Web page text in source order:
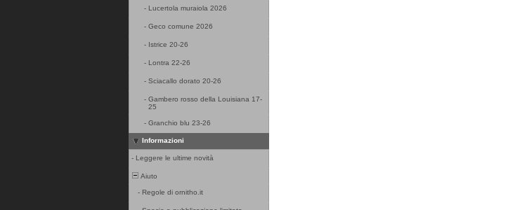
- Lucertola muraiola 2026
- Geco comune 2026
- Istrice 20-26
- Lontra 22-26
- Sciacallo dorato 20-26
- Gambero rosso della Louisiana 17-
25
- Granchio blu 23-26
Informazioni
- Leggere le ultime novità
Aiuto
- Regole di ornitho.it